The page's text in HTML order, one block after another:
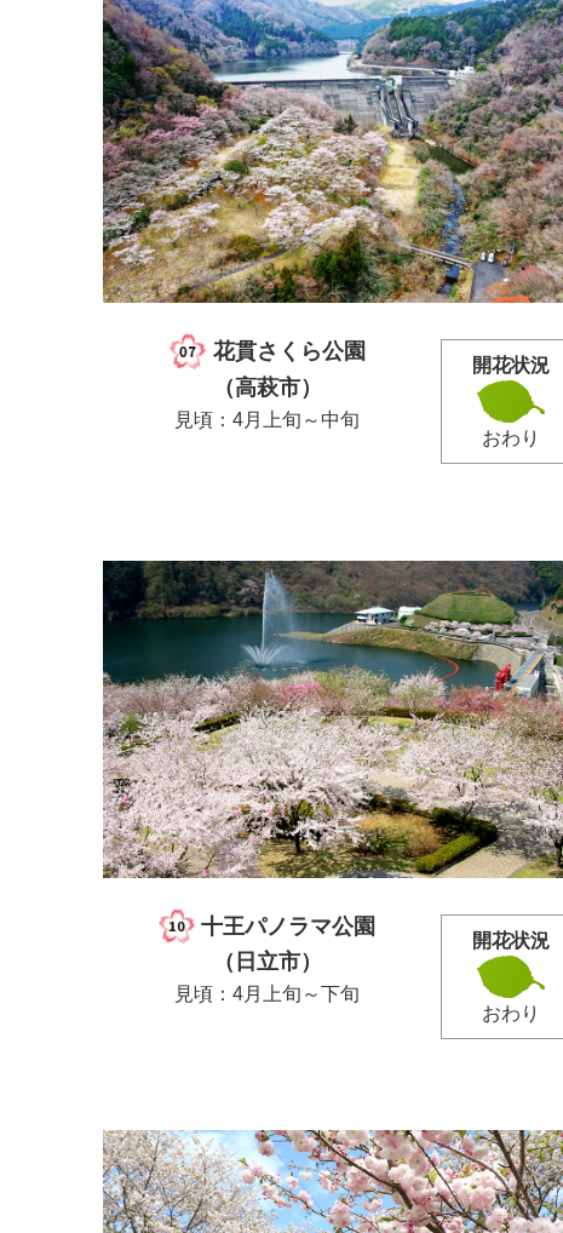
花貫さくら公園
（高萩市）
見頃：4月上旬～中旬
開花状況
おわり
十王パノラマ公園
（日立市）
見頃：4月上旬～下旬
開花状況
おわり